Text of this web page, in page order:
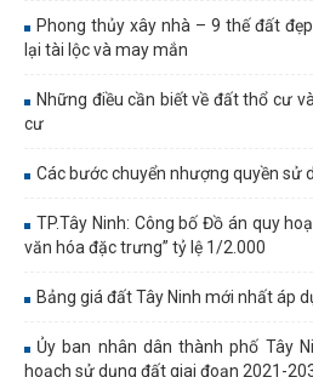
Phong thủy xây nhà – 9 thế đất
lại tài lộc và may mắn
Những điều cần biết về đất thổ cư
cư
Các bước chuyển nhượng quyền sử
TP.Tây Ninh: Công bố Đồ án quy
văn hóa đặc trưng” tỷ lệ 1/2.000
Bảng giá đất Tây Ninh mới nhất áp
Ủy ban nhân dân thành phố Tây
hoạch sử dụng đất giai đoạn 2021-